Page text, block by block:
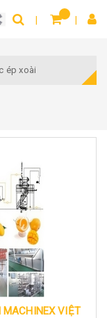
ép xoài
MACHINEX VIỆT